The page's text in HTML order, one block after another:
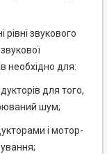
рівні звукового
необхідно для:
для того,
шум;
і мотор-